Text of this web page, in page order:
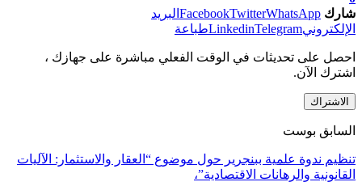
شارك
FacebookTwitterWhatsApp
البريد
الإلكتروني
LinkedinTelegram طباعة
احصل على تحديثات في الوقت الفعلي مباشرة على جهازك ،
اشترك الآن.
الاشتراك
السابق بوست
تنظيم ندوة علمية ببنجرير حول موضوع “العقار والاستثمار: الآليات
القانونية والرهانات الاقتصادية”،